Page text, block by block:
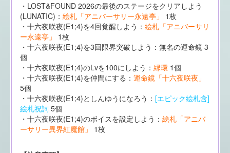
・LOST&FOUND 2026の最後のステージをクリアしよう
(LUNATIC)： 絵札「アニバーサリー永遠亭」
1枚
・十六夜咲夜(E1;4)を4回覚醒しよう： 絵札「アニバーサリ
ー永遠亭」
1枚
・十六夜咲夜(E1;4)を3回限界突破しよう：無名の運命鏡 3
個
・十六夜咲夜(E1;4)のLvを100にしよう： 縁環1個
・十六夜咲夜(E1;4)を仲間にする： 運命鏡「十六夜咲夜」
5個
・十六夜咲夜(E1;4)としんゆうになろう： [エピック絵札含]
絵札祝詞 5個
・十六夜咲夜(E1;4)のボイスを設定しよう： 絵札「アニバ
ーサリー異界紅魔館」
1枚